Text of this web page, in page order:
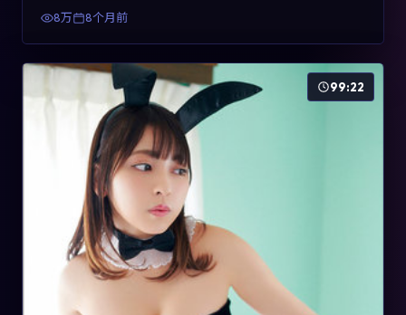
转，适合检索「2025动漫」「法国电影」的用户。
8万 8个月前
99:22